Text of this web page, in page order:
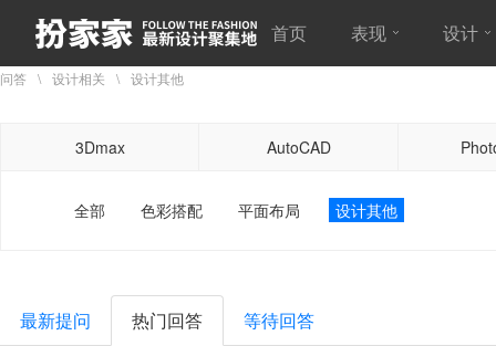
首页 表现 设计
问答 设计相关 设计其他
3Dmax AutoCAD
全部 色彩搭配 平面布局 设计其他
最新提问 热门回答 等待回答